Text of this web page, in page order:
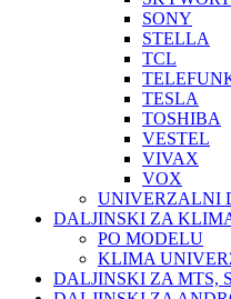
SONY
STELLA
TCL
TESLA
TOSHIBA
VESTEL
VIVAX
VOX
UNIVERZALNI
DALJINSKI ZA
PO MODELU
KLIMA
DALJINSKI ZA MTS,